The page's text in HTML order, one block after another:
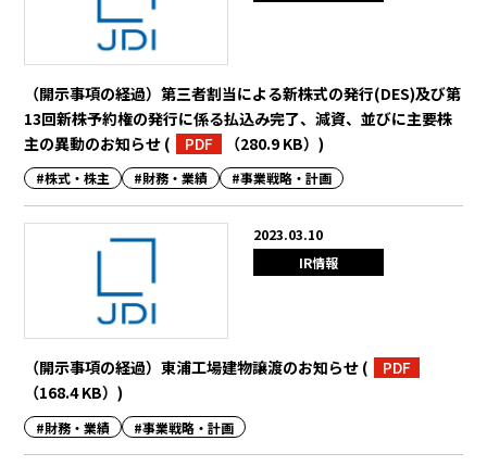
（開示事項の経過）第三者割当による新株式の発行(DES)及び第
13回新株予約権の発行に係る払込み完了、減資、並びに主要株
主の異動のお知らせ ( PDF （280.9 KB）)
#株式・株主 #財務・業績 #事業戦略・計画
2023.03.10
IR情報
（開示事項の経過）東浦工場建物譲渡のお知らせ (
PDF
（168.4 KB）)
#財務・業績 #事業戦略・計画